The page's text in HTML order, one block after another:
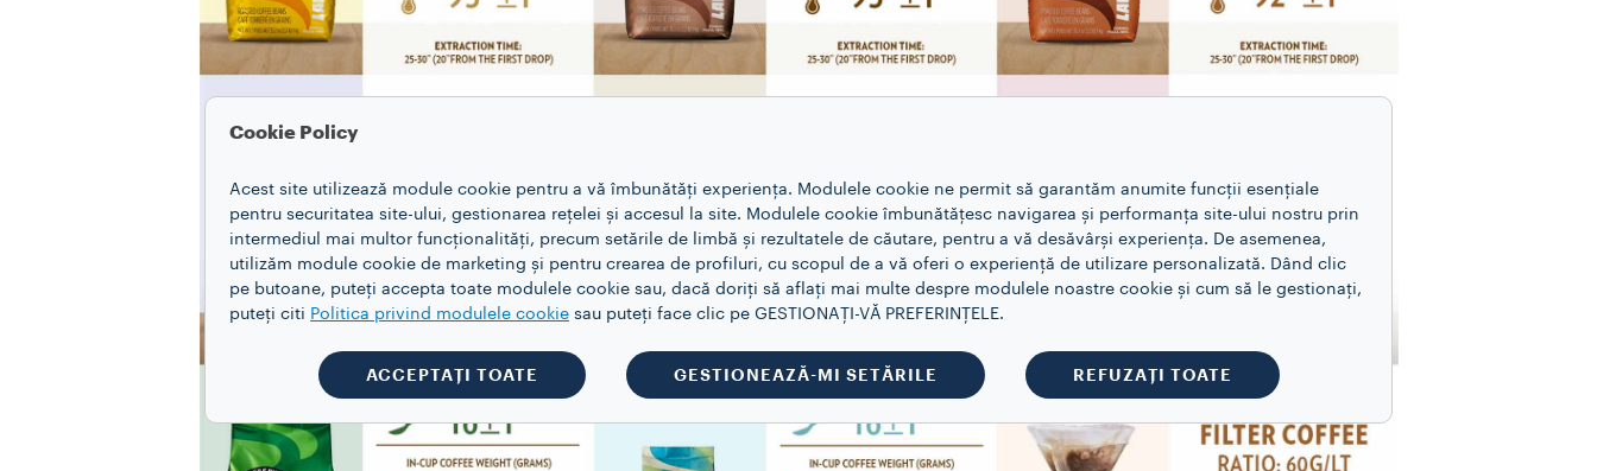
Cookie Policy
Acest site utilizează module cookie pentru a vă îmbunătăți experiența. Modulele cookie ne permit să garantăm anumite funcții esențiale
pentru securitatea site-ului, gestionarea rețelei și accesul la site. Modulele cookie îmbunătățesc navigarea și performanța site-ului nostru prin
intermediul mai multor funcționalități, precum setările de limbă și rezultatele de căutare, pentru a vă desăvârși experiența. De asemenea,
utilizăm module cookie de marketing și pentru crearea de profiluri, cu scopul de a vă oferi o experiență de utilizare personalizată. Dând clic
pe butoane, puteți accepta toate modulele cookie sau, dacă doriți să aflați mai multe despre modulele noastre cookie și cum să le gestionați,
puteți citi Politica privind modulele cookie sau puteți face clic pe GESTIONAȚI-VĂ PREFERINȚELE.
ACCEPTAȚI TOATE GESTIONEAZĂ-MI SETĂRILE REFUZAȚI TOATE